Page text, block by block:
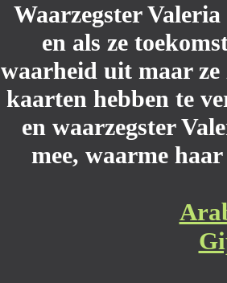
Waarzegster
en als ze
waarheid uit maar ze
kaarten hebben te
en waarzegster
mee, waarme